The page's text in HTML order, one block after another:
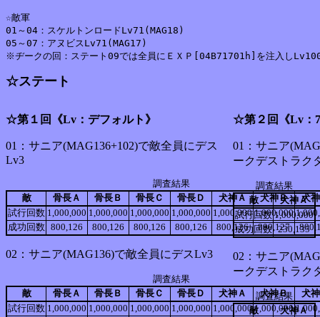
☆敵軍
01～04：スケルトンロードLv71(MAG18)
05～07：アヌビスLv71(MAG17)
☆ステート
☆第１回《Lv：デフォルト》
01：サニア(MAG136+102)で敵全員にデス
Lv3
調査結果
敵
骨長Ａ 骨長Ｂ 骨長Ｃ 骨長Ｄ 犬神Ａ 犬神Ｂ
犬
試行回数 1,000,000 1,000,000 1,000,000 1,000,000 1,000,000 1,000,000
成功回数 800,126 800,126 800,126 800,126 800,126 800,127
02：サニア(MAG136)で敵全員にデスLv3
調査結果
敵
骨長Ａ 骨長Ｂ 骨長Ｃ 骨長Ｄ 犬神Ａ 犬神Ｂ
犬
試行回数 1,000,000 1,000,000 1,000,000 1,000,000 1,000,000 1,000,000
☆第２回《Lv：
01：サニア
ークデストラク
調査結果
敵
犬神Ａ
試行回数 1,000,000
成功回数 230,135
02：サニア
ークデストラク
調査結果
敵
犬神Ａ